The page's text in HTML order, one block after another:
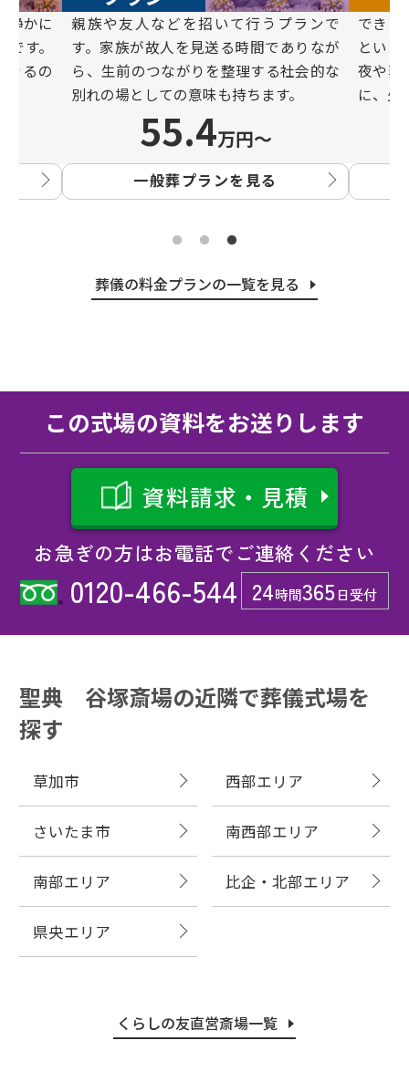
静かに
す。
るの
親族や友⼈などを招いて⾏うプランで
す。家族が故⼈を⾒送る時間でありなが
ら、⽣前のつながりを整理する社会的な
別れの場としての意味も持ちます。
55.4万円〜
一般葬プランを見る
できる
とい
夜や葬
に、⽕
葬儀の料金プランの一覧を見る
この式場の資料をお送りします
お急ぎの方はお電話でご連絡ください
24時間365日受付
0120-466-544
資料請求・見積
聖典 谷塚斎場の近隣で葬儀式場を
探す
草加市 西部エリア
さいたま市 南西部エリア
南部エリア 比企・北部エリア
県央エリア
くらしの友直営斎場一覧